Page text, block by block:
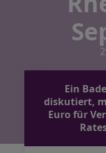
Ein
diskutiert,
Euro für